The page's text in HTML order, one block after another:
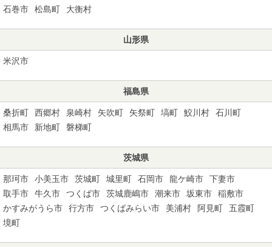
石巻市
松島町 大衡村
山形県
米沢市
福島県
桑折町 西郷村 泉崎村 矢吹町 矢祭町 塙町 鮫川村
石川町
相馬市
新地町 磐梯町
茨城県
那珂市 小美玉市 茨城町 城里町 石岡市 龍ケ崎市
下妻市
取手市
牛久市 つくば市 茨城鹿嶋市 潮来市 坂東市
稲敷市
かすみがうら市
行方市 つくばみらい市 美浦村 阿見町
五霞町
境町